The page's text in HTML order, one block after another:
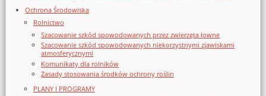
Ochrona Środowiska
Rolnictwo
Szacowanie szkód spowodowanych przez zwierzęta łowne
Szacowanie szkód spowodowanych niekorzystnymi zjawiskami
atmosferycznymi
Komunikaty dla rolników
Zasady stosowania środków ochrony roślin
PLANY I PROGRAMY